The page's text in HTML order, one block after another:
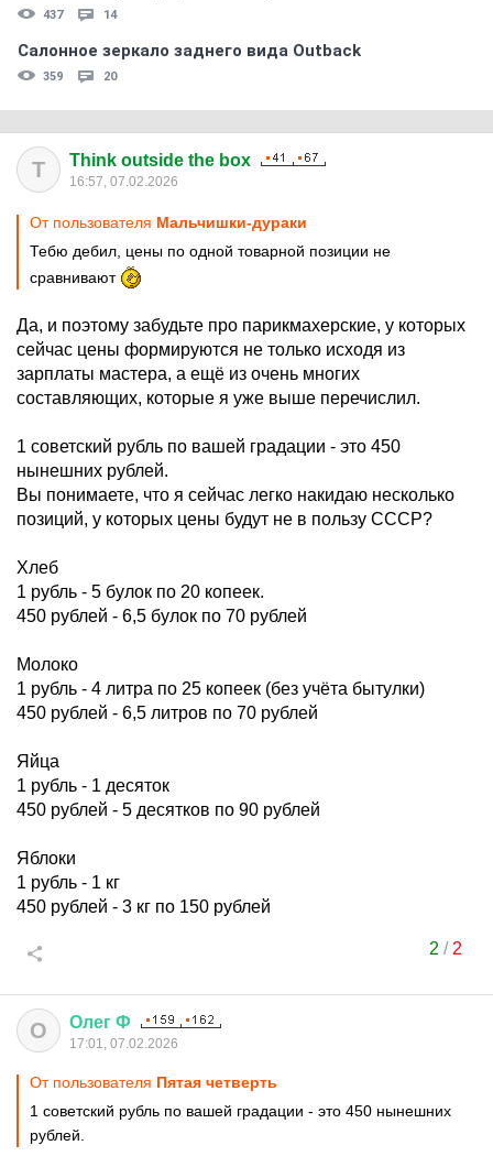
437 14
Салонное зеркало заднего вида Outback
359 20
T Think outside the box
16:57, 07.02.2026
От пользователя Мальчишки-дураки
Тебю дебил, цены по одной товарной позиции не
сравнивают
Да, и поэтому забудьте про парикмахерские, у которых
сейчас цены формируются не только исходя из
зарплаты мастера, а ещё из очень многих
составляющих, которые я уже выше перечислил.
1 советский рубль по вашей градации - это 450
нынешних рублей.
Вы понимаете, что я сейчас легко накидаю несколько
позиций, у которых цены будут не в пользу СССР?
Хлеб
1 рубль - 5 булок по 20 копеек.
450 рублей - 6,5 булок по 70 рублей
Молоко
1 рубль - 4 литра по 25 копеек (без учёта бытулки)
450 рублей - 6,5 литров по 70 рублей
Яйца
1 рубль - 1 десяток
450 рублей - 5 десятков по 90 рублей
Яблоки
1 рубль - 1 кг
450 рублей - 3 кг по 150 рублей
2 / 2
О Олег Ф
17:01, 07.02.2026
От пользователя Пятая четверть
1 советский рубль по вашей градации - это 450 нынешних
рублей.